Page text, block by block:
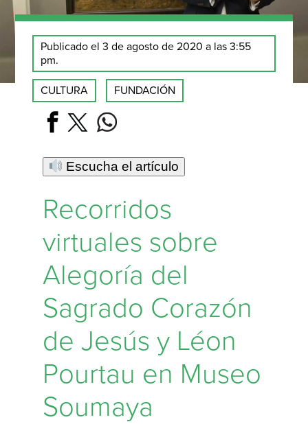
Publicado el 3 de agosto de 2020 a las 3:55
pm.
CULTURA FUNDACIÓN
Escucha el artículo
Recorridos
virtuales sobre
Alegoría del
Sagrado Corazón
de Jesús y Léon
Pourtau en Museo
Soumaya